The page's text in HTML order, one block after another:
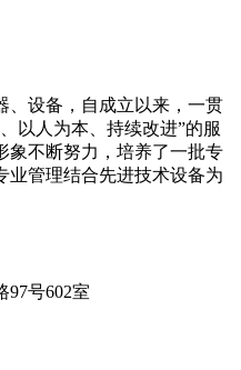
、设备，自成立以来，一贯
以人为本、持续改进”的服
象不断努力，培养了一批专
业管理结合先进技术设备为
97号602室